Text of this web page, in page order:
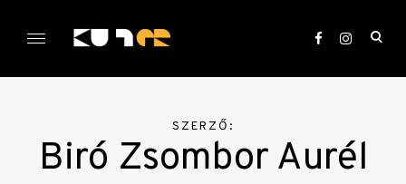
KULTer.hu
SZERZŐ:
Biró Zsombor Aurél